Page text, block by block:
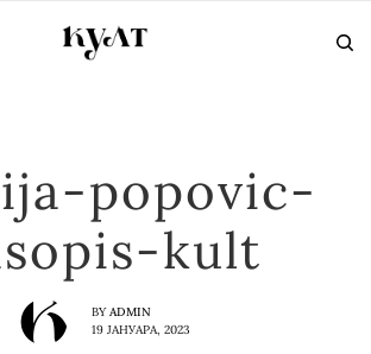
popovic-
kult
BY ADMIN
19 ЈАНУАРА, 2023